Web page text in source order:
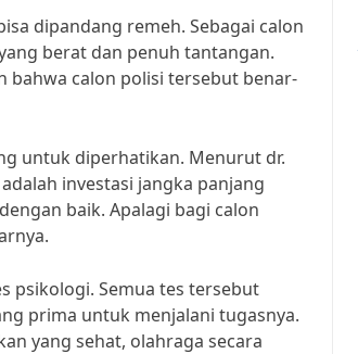
dipandang remeh. Sebagai calon
berat dan penuh tantangan.
bahwa calon polisi tersebut benar-
untuk diperhatikan. Menurut dr.
investasi jangka panjang
baik. Apalagi bagi calon
psikologi. Semua tes tersebut
prima untuk menjalani tugasnya.
yang sehat, olahraga secara